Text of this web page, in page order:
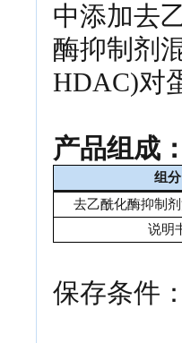
中添加去
酶抑制剂
HDAC)对
产品组成
组分
去乙酰化酶抑制
说明
保存条件